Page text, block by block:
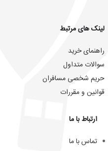
لینک های مرتبط
راهنمای خرید
سوالات متداول
حریم شخصی مسافران
قوانین و مقررات
ارتباط با ما
تماس با ما